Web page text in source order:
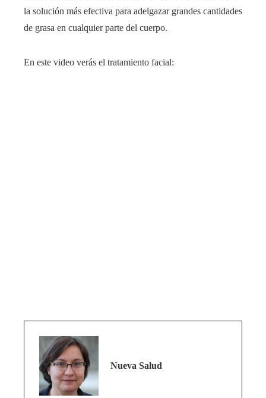
la solución más efectiva para adelgazar grandes cantidades
de grasa en cualquier parte del cuerpo.
En este video verás el tratamiento facial:
Nueva Salud